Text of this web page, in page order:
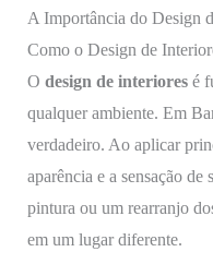
A Importância do Design
Como o Design de
O design de interioresé
qualquer ambiente. Em
verdadeiro. Ao aplicar
aparência e a sensação de
pintura ou um rearranjo
em um lugar diferente.